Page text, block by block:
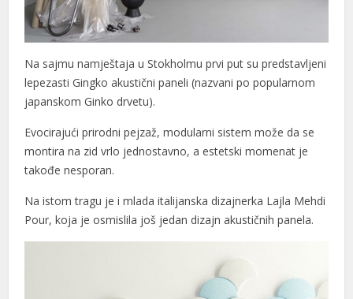
Na sajmu namještaja u Stokholmu prvi put su predstavljeni
lepezasti Gingko akustični paneli (nazvani po popularnom
japanskom Ginko drvetu).
Evocirajući prirodni pejzaž, modularni sistem može da se
montira na zid vrlo jednostavno, a estetski momenat je
takođe nesporan.
Na istom tragu je i mlada italijanska dizajnerka Lajla Mehdi
Pour, koja je osmislila još jedan dizajn akustičnih panela.